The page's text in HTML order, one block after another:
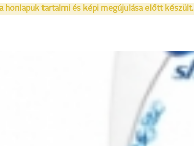
honlapuk tartalmi és képi megújulása előtt készült.